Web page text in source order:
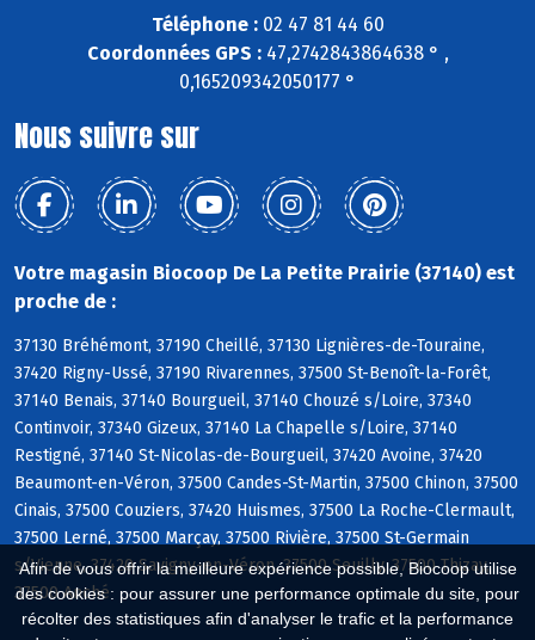
Afin de vous offrir la meilleure expérience possible, Biocoop utilise
des cookies : pour assurer une performance optimale du site, pour
récolter des statistiques afin d'analyser le trafic et la performance
Téléphone :02 47 81 44 60
Coordonnées GPS :47,2742843864638 ° ,
0,165209342050177 °
Nous suivre sur
Votre magasin Biocoop De La Petite Prairie (37140) est
proche de :
37130 Bréhémont, 37190 Cheillé, 37130 Lignières-de-Touraine,
37420 Rigny-Ussé, 37190 Rivarennes, 37500 St-Benoît-la-Forêt,
37140 Benais, 37140 Bourgueil, 37140 Chouzé s/Loire, 37340
Continvoir, 37340 Gizeux, 37140 La Chapelle s/Loire, 37140
Restigné, 37140 St-Nicolas-de-Bourgueil, 37420 Avoine, 37420
Beaumont-en-Véron, 37500 Candes-St-Martin, 37500 Chinon, 37500
Cinais, 37500 Couziers, 37420 Huismes, 37500 La Roche-Clermault,
37500 Lerné, 37500 Marçay, 37500 Rivière, 37500 St-Germain
s/Vienne, 37420 Savigny-en-Véron, 37500 Seuilly, 37500 Thizay,
37500 Anché